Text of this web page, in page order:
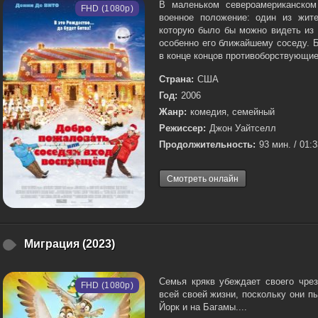
FHD (1080p)
В маленьком
военное положение: один из
которую было бы можно видеть
особенно его ближайшему соседу.
в конце концов
Страна: США
Год: 2006
Жанр: комедия, семейный
Режиссер: Джон Уайтселл
Продолжительность: 93 мин. /
Смотреть онлайн
Миграция (2023)
FHD (1080p)
Семья крякв убеждает своего
всей своей жизни, поскольку они
Йорк и на Багамы....